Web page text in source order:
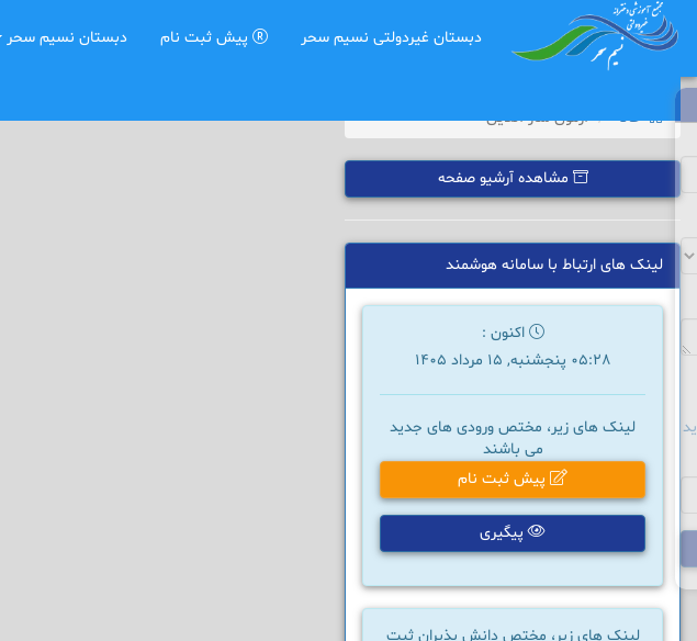
دبستان غیردولتی نسیم سحر پیش ثبت نام دبستان نسیم سحر
خانه
آزمون ساز آنلاین
مشاهده آرشیو صفحه
لینک های ارتباط با سامانه هوشمند
اکنون :
05:28 پنجشنبه, 15 مرداد 1405
لینک های زیر، مختص ورودی های جدید
می باشند
پیش ثبت نام
پیگیری
لینک های زیر، مختص دانش پذیران ثبت